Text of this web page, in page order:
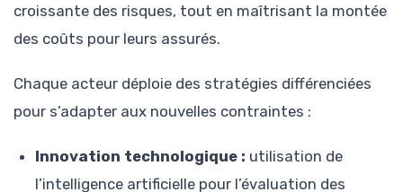
croissante des risques, tout en maîtrisant la montée
des coûts pour leurs assurés.
Chaque acteur déploie des stratégies différenciées
pour s’adapter aux nouvelles contraintes :
Innovation technologique : utilisation de
l’intelligence artificielle pour l’évaluation des